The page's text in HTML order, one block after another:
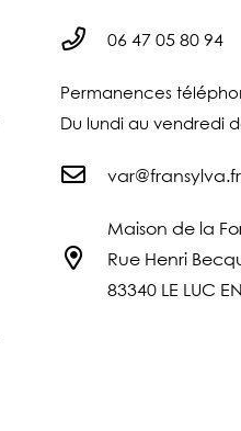
06 47 05 80 94
Permanences
Du lundi au vendredi
var@fransylva.fr
Maison de la
Rue Henri
83340 LE LUC